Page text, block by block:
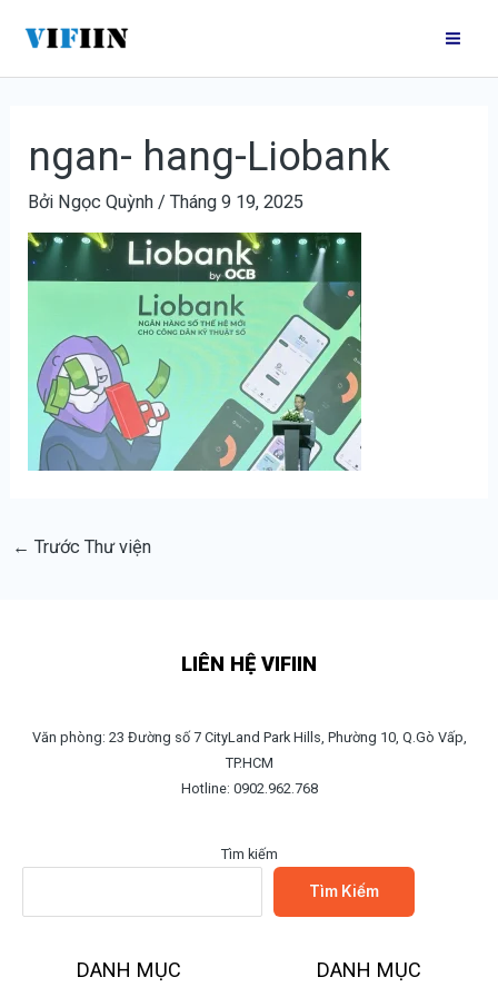
nội
ngan- hang-Liobank
Bởi Ngọc Quỳnh /Tháng 9 19, 2025
hướng
bài
← Trước Thư viện
LIÊN HỆ VIFIIN
Văn phòng: 23 Đường số 7 CityLand Park Hills, Phường 10, Q.Gò Vấp,
TP.HCM
Hotline: 0902.962.768
Tìm kiếm
Tìm Kiếm
DANH MỤC DANH MỤC